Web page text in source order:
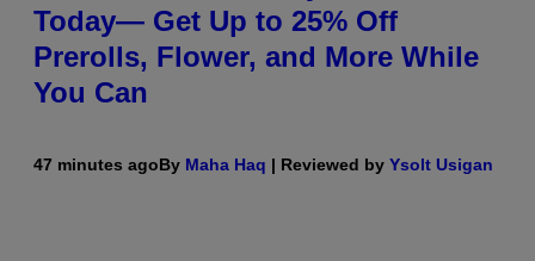
Today— Get Up to 25% Off
Prerolls, Flower, and More While
You Can
47 minutes agoBy Maha Haq | Reviewed by Ysolt Usigan